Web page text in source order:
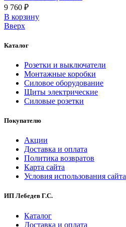
9 760 ₽
В корзинy
Вверх
Каталог
Розетки и выключатели
Монтажные коробки
Силовое оборудование
Щиты электрические
Силовые розетки
Покупателю
Акции
Доставка и оплата
Политика возвратов
Карта сайта
Условия использования сайта
ИП Лебедев Г.С.
Каталог
Доставка и оплата